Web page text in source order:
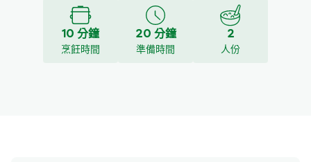
10 分鐘
烹飪時間
20 分鐘
準備時間
2
人份